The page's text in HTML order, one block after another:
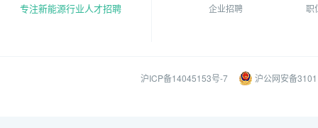
专注新能源行业人才招聘
企业招聘
职
沪ICP备14045153号-7 沪公网安备